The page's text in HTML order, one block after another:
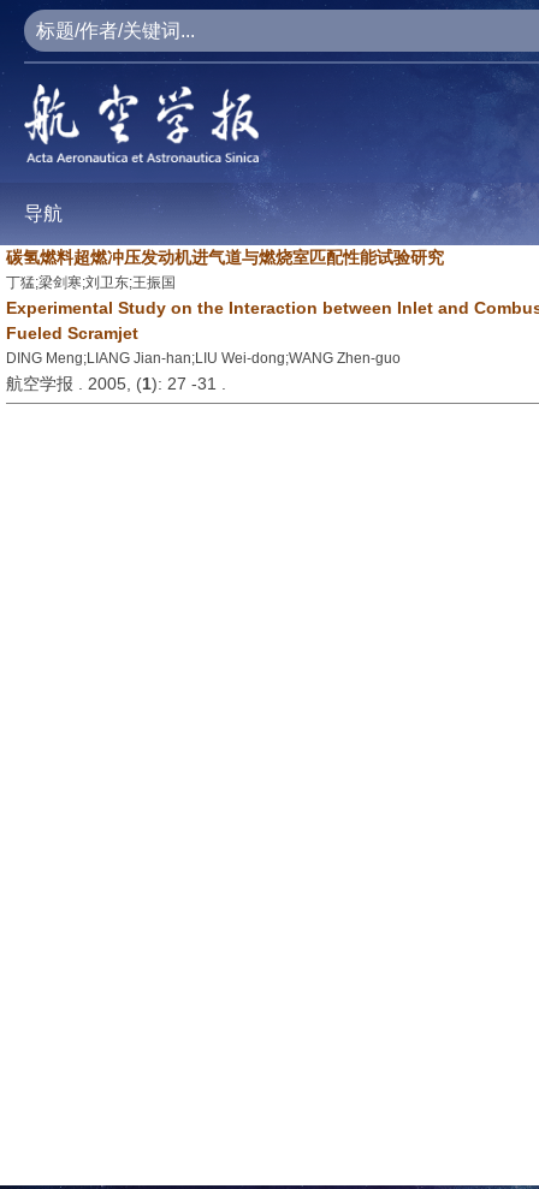
导航
碳氢燃料超燃冲压发动机进气道与燃烧室匹配性能试验研究
丁猛;梁剑寒;刘卫东;王振国
Experimental Study on the Interaction between Inlet and
Fueled Scramjet
DING Meng;LIANG Jian-han;LIU Wei-dong;WANG Zhen-guo
航空学报 . 2005, (1): 27 -31 .